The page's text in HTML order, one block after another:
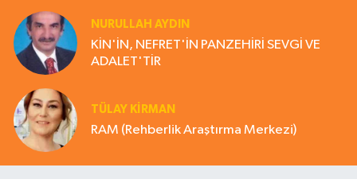
NURULLAH AYDIN
KİN'İN, NEFRET'İN PANZEHİRİ SEVGİ VE
ADALET'TİR
TÜLAY KİRMAN
RAM (Rehberlik Araştırma Merkezi)